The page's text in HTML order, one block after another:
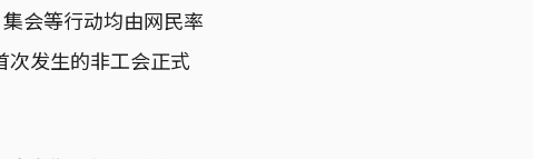
会等行动均由网民率
次发生的非工会正式